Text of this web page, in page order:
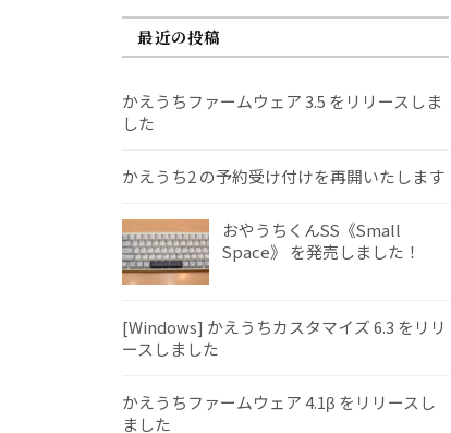
最近の投稿
かえうちファームウェア 3.5 をリリースしま
した
かえうち2 の予約受け付けを再開いたします
おやうちくんSS《Small
Space》 を発売しました！
[Windows] かえうちカスタマイズ 6.3 をリリ
ースしました
かえうちファームウェア 4.1β をリリースし
ました